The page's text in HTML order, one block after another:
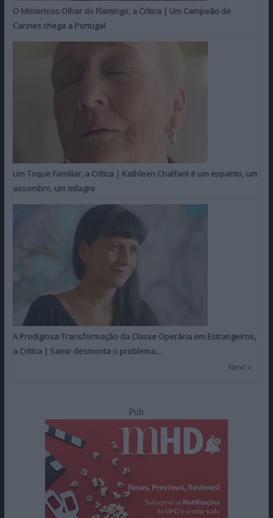
O Misterioso Olhar do Flamingo, a Crítica | Um Campeão de
Cannes chega a Portugal
Um Toque Familiar, a Crítica | Kathleen Chalfant é um espanto, um
assombro, um milagre
A Prodigiosa Transformação da Classe Operária em Estrangeiros,
a Crítica | Samir desmonta o problema…
Next »
Pub